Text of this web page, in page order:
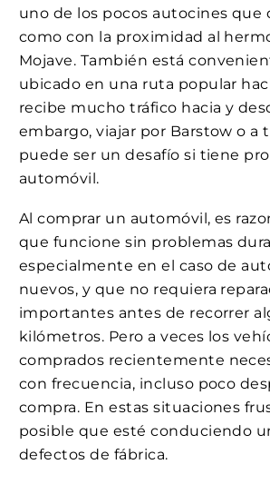
uno de los pocos autocines que
como con la proximidad al
Mojave. También está
ubicado en una ruta popular
recibe mucho tráfico hacia y
embargo, viajar por Barstow o a
puede ser un desafío si tiene
automóvil.
Al comprar un automóvil, es
que funcione sin problemas
especialmente en el caso de
nuevos, y que no requiera
importantes antes de recorrer
kilómetros. Pero a veces los
comprados recientemente
con frecuencia, incluso poco
compra. En estas situaciones
posible que esté conduciendo
defectos de fábrica.